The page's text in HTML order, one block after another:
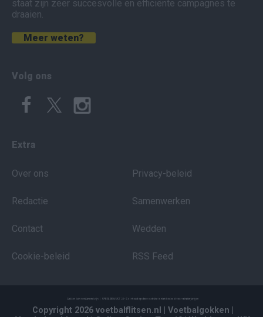
staat zijn zeer succesvolle en efficiënte campagnes te
draaien.
Meer weten?
Volg ons
Extra
Over ons
Redactie
Contact
Cookie-beleid
Privacy-beleid
Samenwerken
Wedden
RSS Feed
Copyright 2026 voetbalflitsen.nl | Voetbalgokken